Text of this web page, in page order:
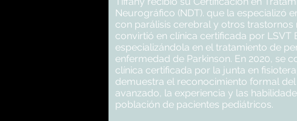
Neurográfico (NDT). que la especializó
con parálisis cerebral y otros trastornos
convirtió en clínica certificada por LSVT
especializándola en el tratamiento de
enfermedad de Parkinson. En 2020, se
clínica certificada por la junta en
demuestra el reconocimiento formal
avanzado, la experiencia y las
población de pacientes pediátricos.